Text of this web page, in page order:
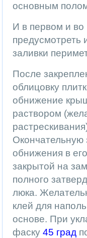
основным
И в первом и во
предусмотреть
заливки
После
облицовку
обнижение
раствором
Окончательную
обнижения в
закрытой на
полного
люка.
клей для
основе. При
фаску 45 град